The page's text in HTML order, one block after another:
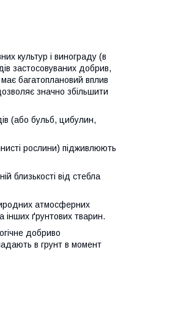
культур і винограду (в
застосовуваних добрив,
багатоплановий вплив
значно збільшити
(або бульб, цибулин,
рослини) підживлюють
близькості від стебла
атмосферних
інших ґрунтових тварин.
добриво
в грунт в момент